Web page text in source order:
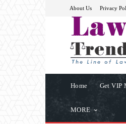
About Us Privacy
Home Get VIP
MORE